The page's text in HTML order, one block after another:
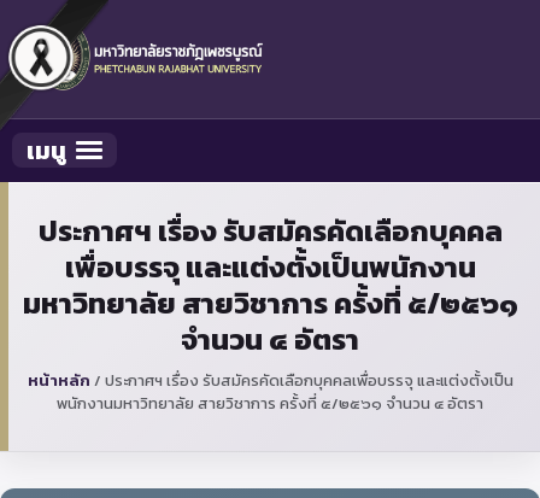
Toggle navigation
เมนู
ประกาศฯ เรื่อง รับสมัครคัดเลือกบุคคล
เพื่อบรรจุ และแต่งตั้งเป็นพนักงาน
มหาวิทยาลัย สายวิชาการ ครั้งที่ ๕/๒๕๖๑
จำนวน ๔ อัตรา
หน้าหลัก / ประกาศฯ เรื่อง รับสมัครคัดเลือกบุคคลเพื่อบรรจุ และแต่งตั้งเป็น
พนักงานมหาวิทยาลัย สายวิชาการ ครั้งที่ ๕/๒๕๖๑ จำนวน ๔ อัตรา